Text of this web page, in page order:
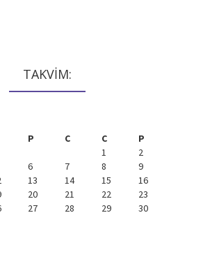
TAKVİM:
P C C
P
1
2
6 7 8
9
13 14 15
16
20 21 22
23
27 28 29
30